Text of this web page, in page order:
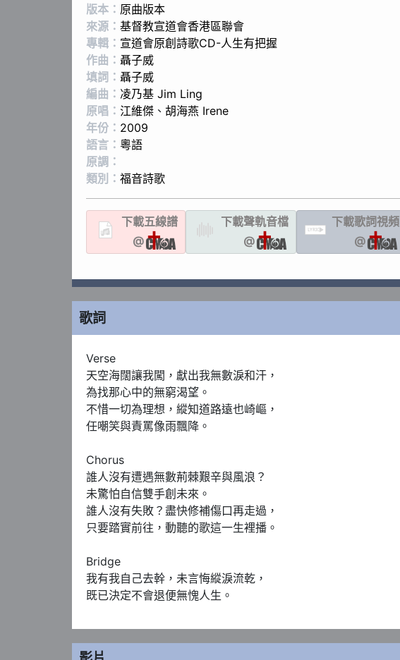
版本： 原曲版本
來源： 基督教宣道會香港區聯會
專輯： 宣道會原創詩歌CD-人生有把握
作曲： 聶子威
填詞： 聶子威
編曲： 凌乃基 Jim Ling
原唱： 江維傑 、 胡海燕 Irene
年份： 2009
語言： 粵語
原調：
類別： 福音詩歌
下載五線譜
@
下載聲軌音檔
@
LYRIC
下載歌詞視頻
@
歌詞
Verse
天空海闊讓我闖，獻出我無數淚和汗，
為找那心中的無窮渴望。
不惜一切為理想，縱知道路遠也崎嶇，
任嘲笑與責罵像雨飄降。
Chorus
誰人沒有遭遇無數荊棘艱辛與風浪？
未驚怕自信雙手創未來。
誰人沒有失敗？盡快修補傷口再走過，
只要踏實前往，動聽的歌這一生裡播。
Bridge
我有我自己去幹，未言悔縱淚流乾，
既已決定不會退便無愧人生。